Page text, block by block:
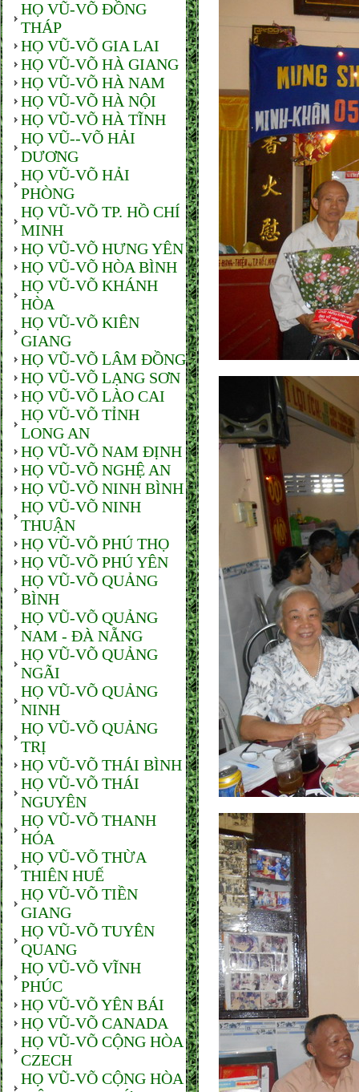
HỌ VŨ-VÕ ĐỒNG
THÁP
HỌ VŨ-VÕ GIA LAI
HỌ VŨ-VÕ HÀ GIANG
HỌ VŨ-VÕ HÀ NAM
HỌ VŨ-VÕ HÀ NỘI
HỌ VŨ-VÕ HÀ TĨNH
HỌ VŨ--VÕ HẢI
DƯƠNG
HỌ VŨ-VÕ HẢI
PHÒNG
HỌ VŨ-VÕ TP. HỒ CHÍ
MINH
HỌ VŨ-VÕ HƯNG YÊN
HỌ VŨ-VÕ HÒA BÌNH
HỌ VŨ-VÕ KHÁNH
HÒA
HỌ VŨ-VÕ KIÊN
GIANG
HỌ VŨ-VÕ LÂM ĐỒNG
HỌ VŨ-VÕ LẠNG SƠN
HỌ VŨ-VÕ LÀO CAI
HỌ VŨ-VÕ TỈNH
LONG AN
HỌ VŨ-VÕ NAM ĐỊNH
HỌ VŨ-VÕ NGHỆ AN
HỌ VŨ-VÕ NINH BÌNH
HỌ VŨ-VÕ NINH
THUẬN
HỌ VŨ-VÕ PHÚ THỌ
HỌ VŨ-VÕ PHÚ YÊN
HỌ VŨ-VÕ QUẢNG
BÌNH
HỌ VŨ-VÕ QUẢNG
NAM - ĐÀ NẴNG
HỌ VŨ-VÕ QUẢNG
NGÃI
HỌ VŨ-VÕ QUẢNG
NINH
HỌ VŨ-VÕ QUẢNG
TRỊ
HỌ VŨ-VÕ THÁI BÌNH
HỌ VŨ-VÕ THÁI
NGUYÊN
HỌ VŨ-VÕ THANH
HÓA
HỌ VŨ-VÕ THỪA
THIÊN HUẾ
HỌ VŨ-VÕ TIỀN
GIANG
HỌ VŨ-VÕ TUYÊN
QUANG
HỌ VŨ-VÕ VĨNH
PHÚC
HỌ VŨ-VÕ YÊN BÁI
HỌ VŨ-VÕ CANADA
HỌ VŨ-VÕ CỘNG HÒA
CZECH
HỌ VŨ-VÕ CỘNG HÒA